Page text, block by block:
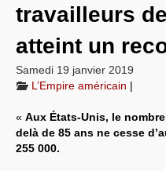
Un éléphant, ça trompe
International
Résistances
L’Empire américain
travailleurs
atteint un
Samedi 19 janvier 2019
L’Empire américain |
« Aux États-Unis, le
delà de 85 ans ne cesse
255 000.